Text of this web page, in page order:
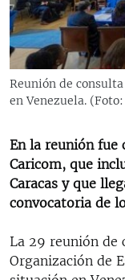
RADIO MARTÍ
ESPECIALES
ESPECIALES
LA REALIDAD DE
KENTU-CUBANO
LOS SANTOS DE
LA INVASIÓN DE
MULTIMEDIA
EDITORIALES
SÍGUENOS
Reunión de
en Venezuela. (Foto:
En la reunión fue
Caricom, que
Caracas y que
convocatoria de
La 29 reunión de
Organización de